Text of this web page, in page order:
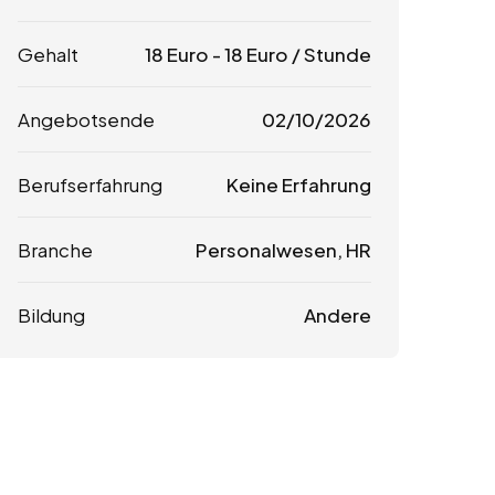
Gehalt 18 Euro -18 Euro / Stunde
Angebotsende 02/10/2026
Berufserfahrung Keine Erfahrung
Branche Personalwesen, HR
Bildung Andere